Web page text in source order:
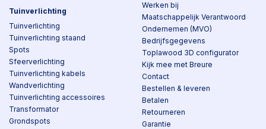
Tuinverlichting
Tuinverlichting
Tuinverlichting staand
Spots
Sfeerverlichting
Tuinverlichting kabels
Wandverlichting
Tuinverlichting accessoires
Transformator
Grondspots
Werken bij
Maatschappelijk Verantwoord
Ondernemen (MVO)
Bedrijfsgegevens
Toplawood 3D configurator
Kijk mee met Breure
Contact
Bestellen & leveren
Betalen
Retourneren
Garantie